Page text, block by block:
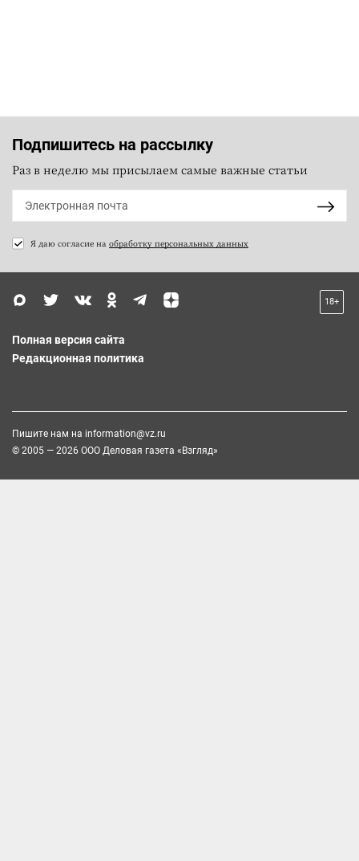
Подпишитесь на рассылку
Раз в неделю мы присылаем самые важные статьи
Я даю согласие на обработку персональных данных
18+
Полная версия сайта
Редакционная политика
Пишите нам на information@vz.ru
© 2005 — 2026 ООО Деловая газета «Взгляд»